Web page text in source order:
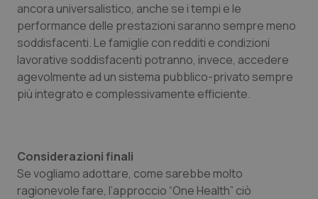
ancora universalistico, anche se i tempi e le
performance delle prestazioni saranno sempre meno
soddisfacenti. Le famiglie con redditi e condizioni
lavorative soddisfacenti potranno, invece, accedere
agevolmente ad un sistema pubblico-privato sempre
più integrato e complessivamente efficiente.
Considerazioni finali
Se vogliamo adottare, come sarebbe molto
ragionevole fare, l’approccio “One Health” ciò